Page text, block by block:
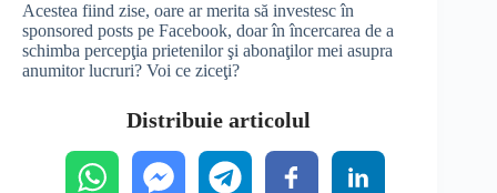
Acestea fiind zise, oare ar merita să investesc în
sponsored posts pe Facebook, doar în încercarea de a
schimba percepţia prietenilor şi abonaţilor mei asupra
anumitor lucruri? Voi ce ziceţi?
Distribuie articolul